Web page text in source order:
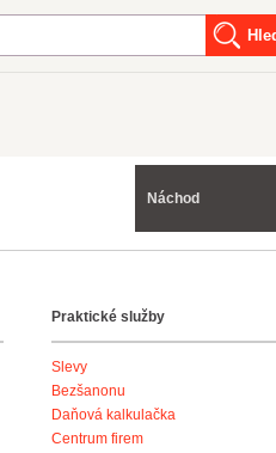
Náchod
Praktické služby
Slevy
Bezšanonu
Daňová kalkulačka
Centrum firem